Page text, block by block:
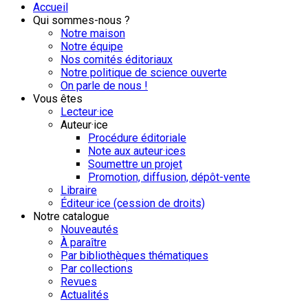
Accueil
Qui sommes-nous ?
Notre maison
Notre équipe
Nos comités éditoriaux
Notre politique de science ouverte
On parle de nous !
Vous êtes
Lecteur·ice
Auteur·ice
Procédure éditoriale
Note aux auteur·ices
Soumettre un projet
Promotion, diffusion, dépôt-vente
Libraire
Éditeur·ice (cession de droits)
Notre catalogue
Nouveautés
À paraître
Par bibliothèques thématiques
Par collections
Revues
Actualités